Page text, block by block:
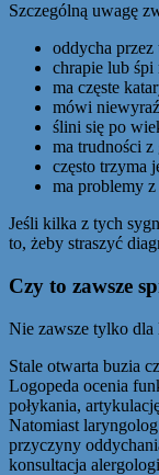
Szczególną uwagę
oddycha
chrapie lub śpi
ma częste
mówi
ślini się po
ma trudności
często trzyma
ma problemy
Jeśli kilka z tych
to, żeby straszyć
Czy to zawsze
Nie zawsze tylko dla
Stale otwarta buzia
Logopeda ocenia
połykania,
Natomiast
przyczyny
konsultacja